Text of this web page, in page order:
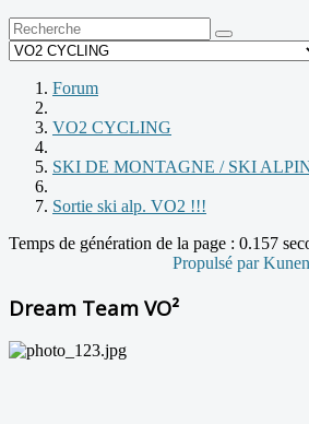
Forum
VO2 CYCLING
SKI DE MONTAGNE / SKI
Sortie ski alp. VO2 !!!
Temps de génération de la page : 0.157
Propulsé par
Dream Team VO²